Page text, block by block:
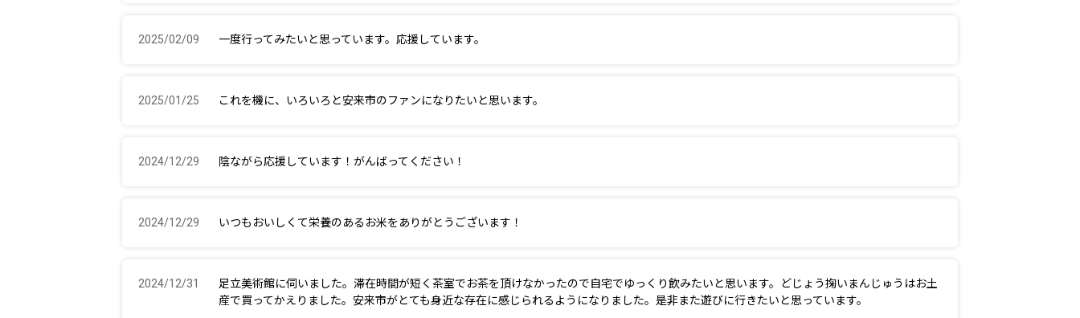
2025/02/09 一度行ってみたいと思っています。応援しています。
2025/01/25 これを機に、いろいろと安来市のファンになりたいと思います。
2024/12/29 陰ながら応援しています！がんばってください！
2024/12/29 いつもおいしくて栄養のあるお米をありがとうございます！
2024/12/31
足立美術館に伺いました。滞在時間が短く茶室でお茶を頂けなかったので自宅でゆっくり飲みたいと思います。どじょう掬いまんじゅうはお土
産で買ってかえりました。安来市がとても身近な存在に感じられるようになりました。是非また遊びに行きたいと思っています。